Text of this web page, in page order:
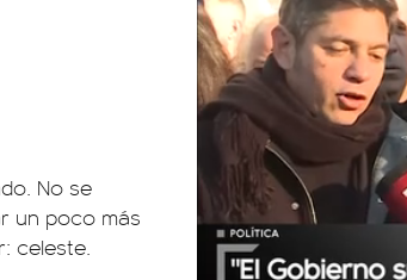
No se
un poco más
celeste.